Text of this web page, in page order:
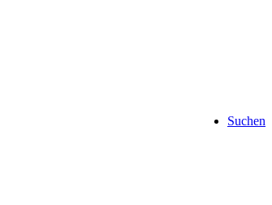
Suchen